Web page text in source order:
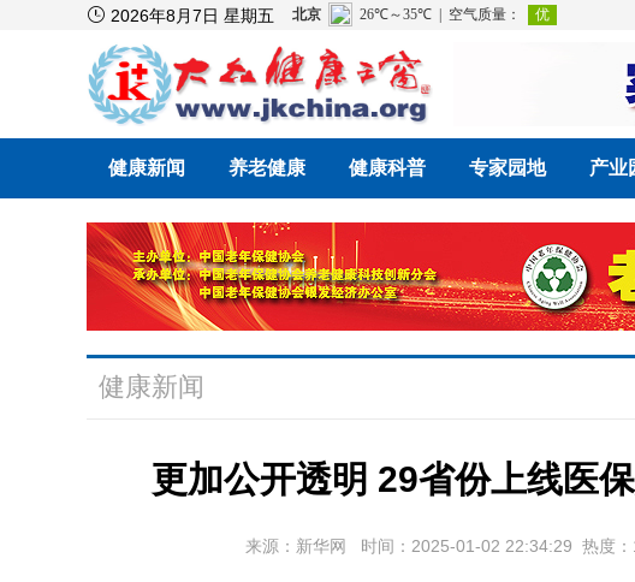
 2026年8月7日 星期五
健康新闻 养老健康 健康科普 专家园地 产业
健康新闻
更加公开透明 29省份上线医
来源：新华网 时间：2025-01-02 22:34:29 热度：